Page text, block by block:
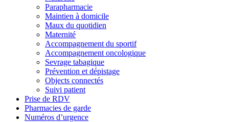
Parapharmacie
Maintien à domicile
Maux du quotidien
Maternité
Accompagnement du sportif
Accompagnement oncologique
Sevrage tabagique
Prévention et dépistage
Objects connectés
Suivi patient
Prise de RDV
Pharmacies de garde
Numéros d’urgence